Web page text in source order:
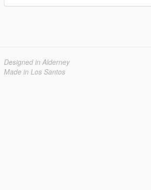
Designed in Alderney
Made in Los Santos